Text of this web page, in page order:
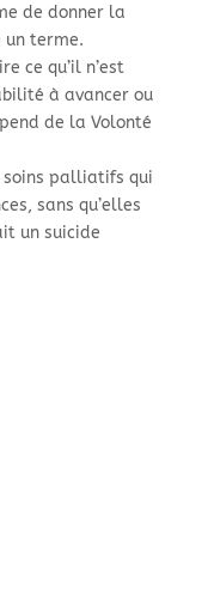
de donner la
un terme.
ce qu’il n’est
à avancer ou
de la Volonté
soins palliatifs qui
sans qu’elles
un suicide